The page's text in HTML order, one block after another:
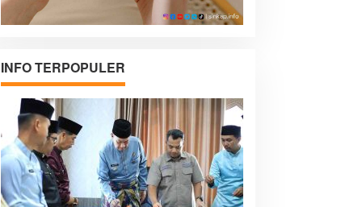
INFO TERPOPULER